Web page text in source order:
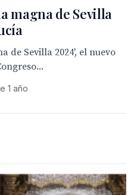
magna de Sevilla
de Sevilla 2024', el nuevo
1 año